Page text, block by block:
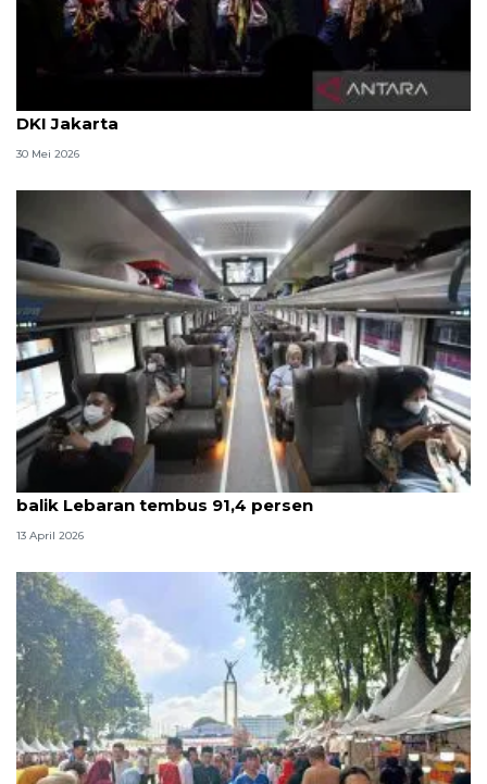
Ragam rekomendasi wisata libur Lebaran 2026 di
DKI Jakarta
30 Mei 2026
Survei ANTARA: Kepuasan pelanggan KAI saat arus
balik Lebaran tembus 91,4 persen
13 April 2026